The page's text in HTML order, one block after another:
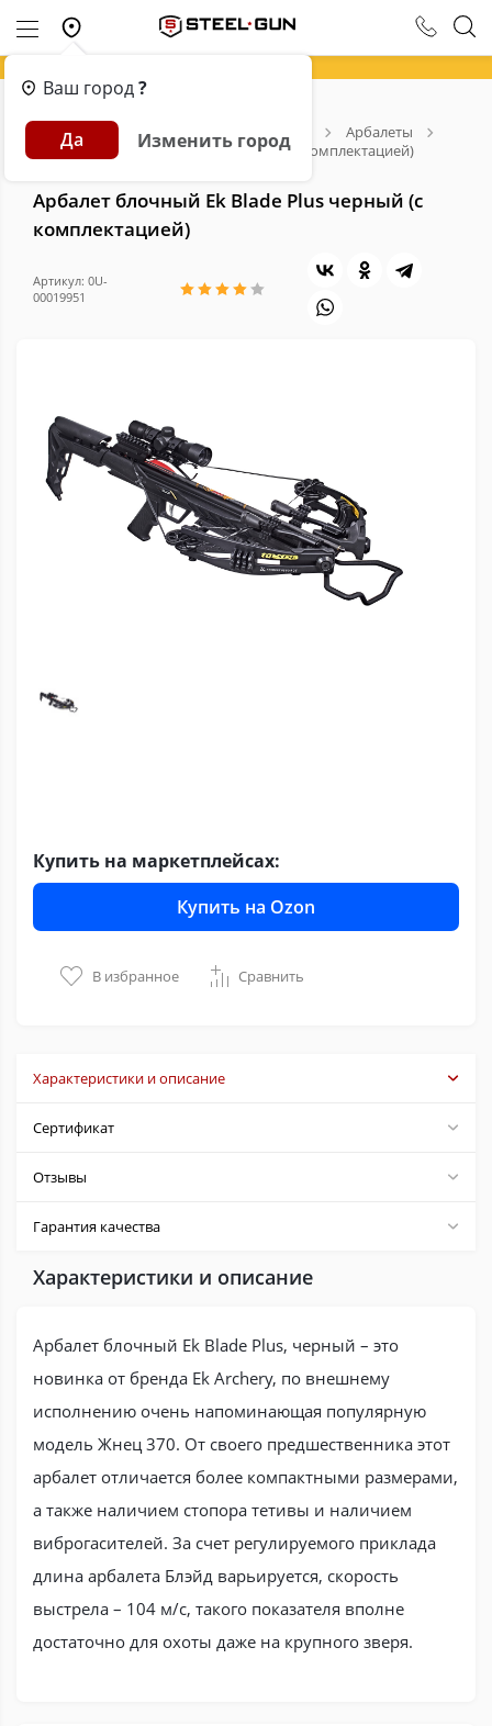
Ваш город?
Да Изменить город
Главная Каталог
Арбалеты
Арбалет блочный Ek Blade Plus черный (с комплектацией)
Арбалет блочный Ek Blade Plus черный (с
комплектацией)
Артикул: 0U-
00019951
Купить на маркетплейсах:
Купить на Ozon
В избранное Сравнить
Характеристики и описание
Сертификат
Отзывы
Гарантия качества
Характеристики и описание
Арбалет блочный Ek Blade Plus, черный – это
новинка от бренда Ek Archery, по внешнему
исполнению очень напоминающая популярную
модель Жнец 370. От своего предшественника этот
арбалет отличается более компактными размерами,
а также наличием стопора тетивы и наличием
виброгасителей. За счет регулируемого приклада
длина арбалета Блэйд варьируется, скорость
выстрела – 104 м/с, такого показателя вполне
достаточно для охоты даже на крупного зверя.